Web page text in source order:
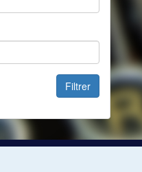
Filtrer